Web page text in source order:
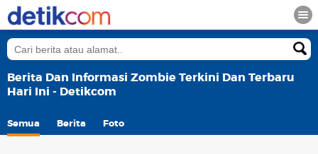
Berita Dan Informasi Zombie Terkini Dan Terbaru
Hari Ini - Detikcom
Semua Berita Foto